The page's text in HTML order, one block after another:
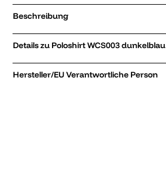
Beschreibung
Details zu Poloshirt WCS003 dunkelblau
Hersteller/EU Verantwortliche Person